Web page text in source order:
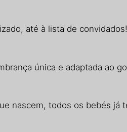
até à lista de
única e adaptada ao
nascem, todos os bebés já